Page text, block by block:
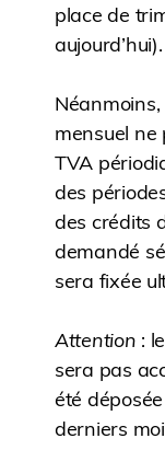
place de
aujourd’hui).
mensuel
TVA
des
des crédits
demandé
sera fixée
Attention :
sera pas
été
derniers